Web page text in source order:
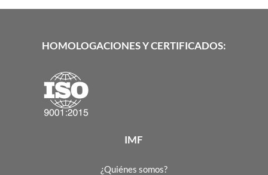
HOMOLOGACIONES Y CERTIFICADOS:
IMF
¿Quiénes somos?